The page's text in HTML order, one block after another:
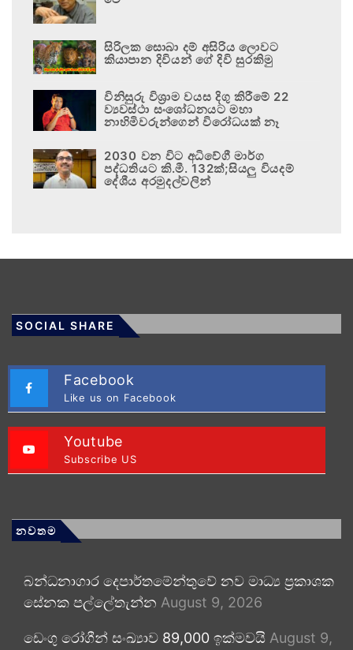
සිරිලක සොබා දම් අසිරිය ලොවට
කියාපාන දිවියන් ගේ දිවි සුරකිමු
විනිසුරු විශ්‍රාම වයස දිගු කිරීමේ 22
ව්‍යවස්ථා සංශෝධනයට මහා
නාහිමිවරුන්ගෙන් විරෝධයක් නෑ
2030 වන විට අධිවේගී මාර්ග
පද්ධතියට කි.මී. 132ක්;සියලු වියදම්
දේශීය අරමුදල්වලින්
SOCIAL SHARE
Facebook
Like us on Facebook
Youtube
Subscribe US
නවතම
බන්ධනාගාර දෙපාර්තමේන්තුවේ නව මාධ්‍ය ප්‍රකාශක
සේනක පල්ලේතැන්න August 9, 2026
ඩෙංගු රෝගීන් සංඛ්‍යාව 89,000 ඉක්මවයි August 9,